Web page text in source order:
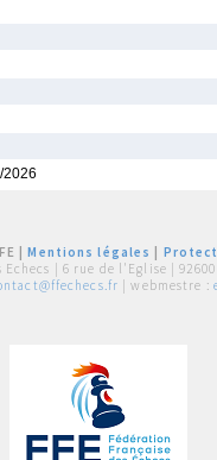
2026
|Mentions légales
| 6 rue de l'Eglise | 92600
| webmestre :